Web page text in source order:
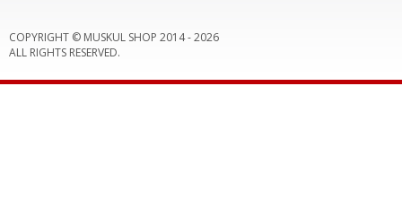
COPYRIGHT © MUSKUL SHOP 2014 -2026
ALL RIGHTS RESERVED.